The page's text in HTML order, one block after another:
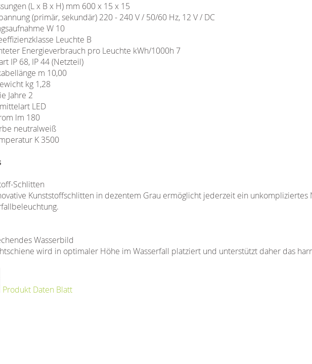
(L x B x H) mm 600 x 15 x 15
(primär, sekundär) 220 - 240 V / 50/60 Hz, 12 V / DC
W 10
Leuchte B
Energieverbrauch pro Leuchte kWh/1000h 7
IP 68, IP 44 (Netzteil)
m 10,00
kg 1,28
Jahre 2
LED
lm 180
neutralweiß
K 3500
Schlitten
Kunststoffschlitten in dezentem Grau ermöglicht jederzeit ein unkompliziertes
Wasserbild
wird in optimaler Höhe im Wasserfall platziert und unterstützt daher das
Produkt Daten Blatt